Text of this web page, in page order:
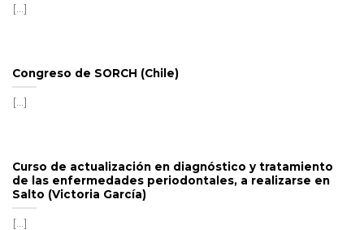
[...]
Congreso de SORCH (Chile)
[...]
Curso de actualización en diagnóstico y tratamiento
de las enfermedades periodontales, a realizarse en
Salto (Victoria García)
[...]